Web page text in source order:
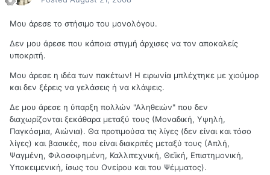
Μου άρεσε το στήσιμο του μονολόγου.
Δεν μου άρεσε που κάποια στιγμή άρχισες να τον αποκαλείς
υποκριτή.
Μου άρεσε η ιδέα των πακέτων! Η ειρωνία μπλέχτηκε με χιούμορ
και δεν ξέρεις να γελάσεις ή να κλάψεις.
Δε μου άρεσε η ύπαρξη πολλών "Αληθειών" που δεν
διαχωρίζονται ξεκάθαρα μεταξύ τους (Μοναδική, Υψηλή,
Παγκόσμια, Αιώνια). Θα προτιμούσα τις λίγες (δεν είναι και τόσο
λίγες) και βασικές, που είναι διακριτές μεταξύ τους (Απλή,
Ψαγμένη, Φιλοσοφημένη, Καλλιτεχνική, Θεϊκή, Επιστημονική,
Υποκειμενική, ίσως του Ονείρου και του Ψέμματος).